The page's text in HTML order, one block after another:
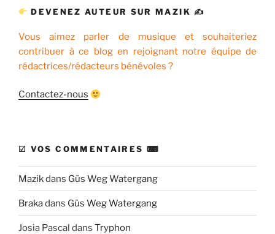
DEVENEZ AUTEUR SUR MAZIK ✍
Vous aimez parler de musique et souhaiteriez
contribuer à ce blog en rejoignant notre équipe de
rédactrices/rédacteurs bénévoles ?
Contactez-nous
☑ VOS COMMENTAIRES ⌨
Mazikdans Güs Weg Watergang
Brakadans Güs Weg Watergang
Josia Pascal dans Tryphon